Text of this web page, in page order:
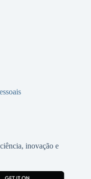
inovação e